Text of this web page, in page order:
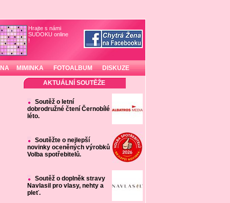
Hrajte s námi
SUDOKU online
!
MIMINKA FOTOALBUM DISKUZE
AKTUÁLNÍ SOUTĚŽE
Soutěž o letní
dobrodružné čtení Černobílé
léto.
Soutěžte o nejlepší
novinky oceněných výrobků
Volba spotřebitelů.
Soutěž o doplněk stravy
Navlasil pro vlasy, nehty a
pleť.